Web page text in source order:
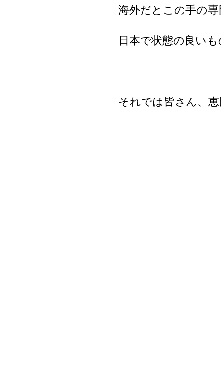
海外だとこの手の
日本で状態の良い
それでは皆さん、